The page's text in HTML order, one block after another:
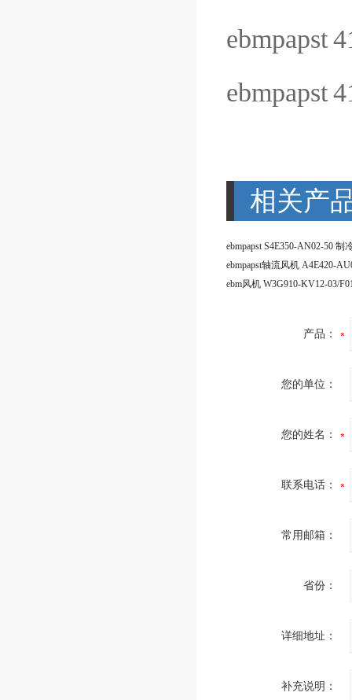
ebmpapst
ebmpapst
相关产
ebmpapst轴流风机 A4E420-
产品：
您的单位：
您的姓名：
联系电话：
常用邮箱：
省份：
详细地址：
补充说明：